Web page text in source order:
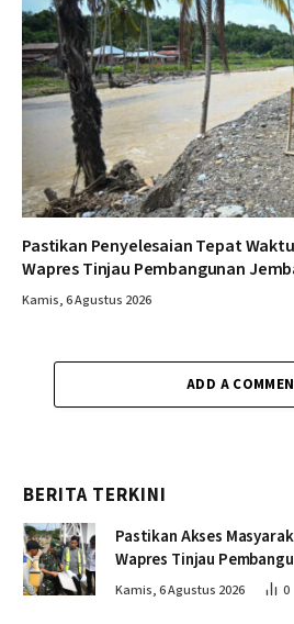
Pastikan Penyelesaian Tepat
Wapres Tinjau Pembangunan
Kamis, 6 Agustus 2026
ADD A
BERITA TERKINI
Pastikan Akses
Wapres Tinjau
Kendawi
Kamis, 6 Agustus 2026 0